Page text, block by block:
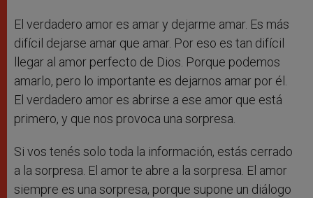
El verdadero amor es amar y dejarme amar. Es más
difícil dejarse amar que amar. Por eso es tan difícil
llegar al amor perfecto de Dios. Porque podemos
amarlo, pero lo importante es dejarnos amar por él.
El verdadero amor es abrirse a ese amor que está
primero, y que nos provoca una sorpresa.
Si vos tenés solo toda la información, estás cerrado
a la sorpresa. El amor te abre a la sorpresa. El amor
siempre es una sorpresa, porque supone un diálogo